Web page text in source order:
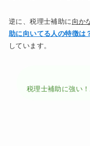
逆に、税理士補助に 向か
助に向いてる人の特徴は
しています。
税理士補助に強い